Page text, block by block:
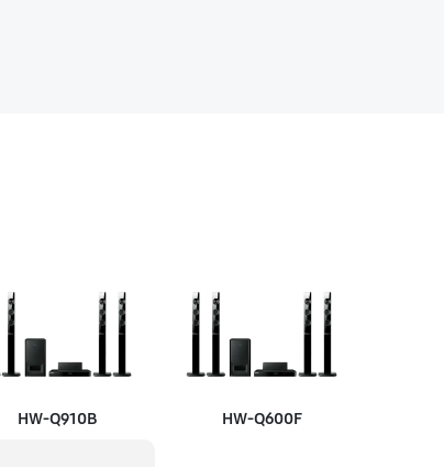
HW‑Q910B HW‑Q600F